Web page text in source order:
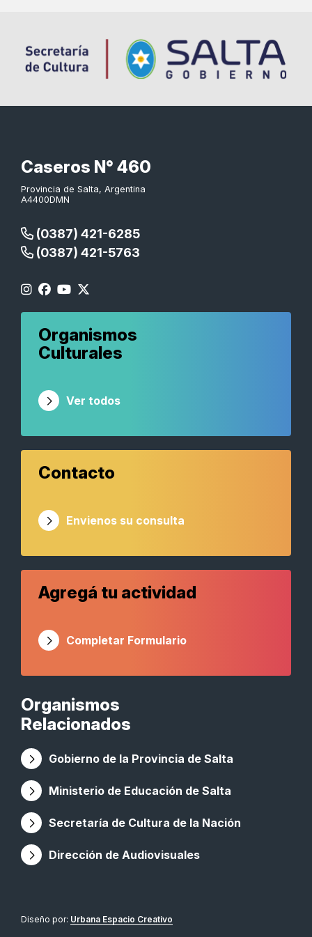
Caseros N° 460
Provincia de Salta, Argentina
A4400DMN
(0387) 421-6285
(0387) 421-5763
Organismos
Relacionados
Gobierno de la Provincia de Salta
Ministerio de Educación de Salta
Secretaría de Cultura de la Nación
Dirección de Audiovisuales
Organismos
Culturales
Ver todos
Contacto
Envienos su consulta
Agregá tu actividad
Completar Formulario
Diseño por: Urbana Espacio Creativo